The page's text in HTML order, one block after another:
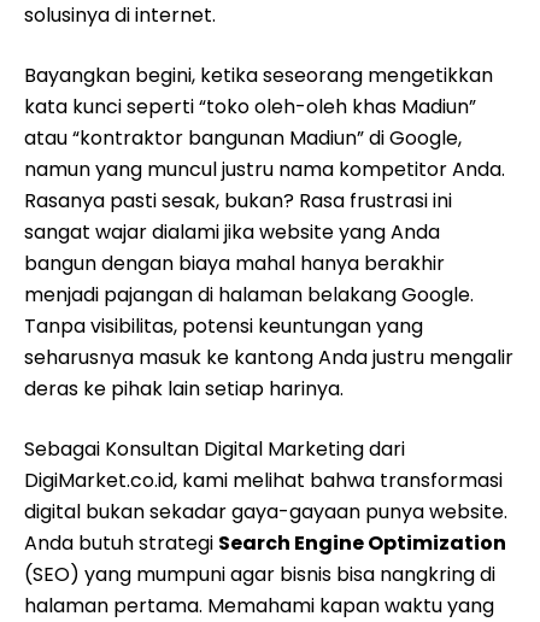
solusinya di internet.
Bayangkan begini, ketika seseorang mengetikkan
kata kunci seperti “toko oleh-oleh khas Madiun”
atau “kontraktor bangunan Madiun” di Google,
namun yang muncul justru nama kompetitor Anda.
Rasanya pasti sesak, bukan? Rasa frustrasi ini
sangat wajar dialami jika website yang Anda
bangun dengan biaya mahal hanya berakhir
menjadi pajangan di halaman belakang Google.
Tanpa visibilitas, potensi keuntungan yang
seharusnya masuk ke kantong Anda justru mengalir
deras ke pihak lain setiap harinya.
Sebagai Konsultan Digital Marketing dari
DigiMarket.co.id, kami melihat bahwa transformasi
digital bukan sekadar gaya-gayaan punya website.
Anda butuh strategi Search Engine Optimization
(SEO) yang mumpuni agar bisnis bisa nangkring di
halaman pertama. Memahami kapan waktu yang